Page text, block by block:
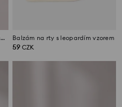
Klíčenka s leskem na rty a balzámem na rty Hello Kitty Balzám na rty s leopardím vzorem
59 CZK